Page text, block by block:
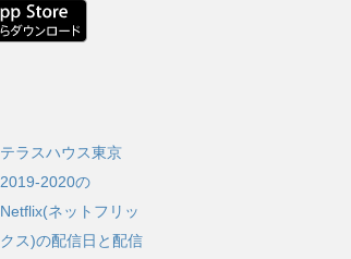
テラスハウス東京
2019-2020の
Netflix(ネットフリッ
クス)の配信日と配信